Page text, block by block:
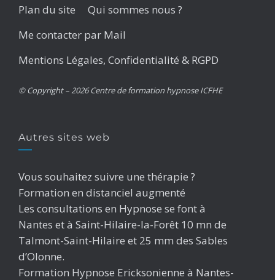
Plan du site
Qui sommes nous ?
Me contacter par Mail
Mentions Légales, Confidentialité & RGPD
© Copyright – 2026 Centre de formation hypnose ICFHE
Autres sites web
Vous souhaitez suivre une thérapie ?
Formation en distanciel augmenté
Les consultations en Hypnose se font à
Nantes et à Saint-Hilaire-la-Forêt 10 mn de
Talmont-Saint-Hilaire et 25 mm des Sables
d’Olonne.
Formation Hypnose Ericksonienne à Nantes-